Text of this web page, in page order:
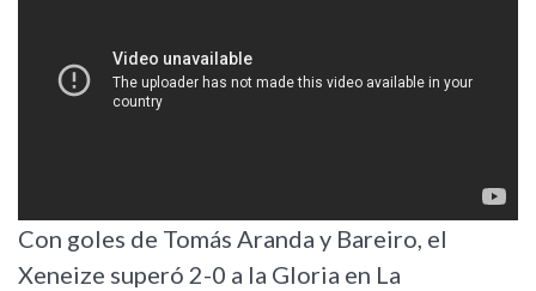
Con goles de Tomás Aranda y Bareiro, el
Xeneize superó 2-0 a la Gloria en La